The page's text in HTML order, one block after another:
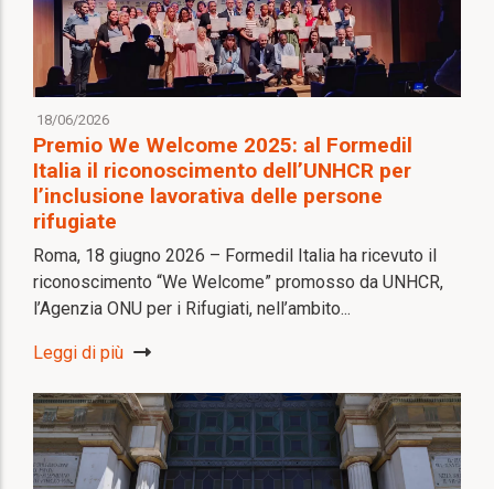
18/06/2026
Premio We Welcome 2025: al Formedil
Italia il riconoscimento dell’UNHCR per
l’inclusione lavorativa delle persone
rifugiate
Roma, 18 giugno 2026 – Formedil Italia ha ricevuto il
riconoscimento “We Welcome” promosso da UNHCR,
l’Agenzia ONU per i Rifugiati, nell’ambito...
Leggi di più